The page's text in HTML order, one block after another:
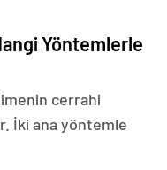
Yöntemlerle
cerrahi
İki ana yöntemle